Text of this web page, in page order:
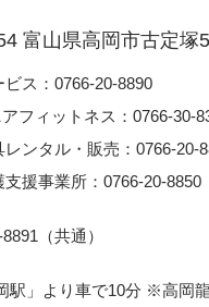
富⼭県⾼岡市古定塚
ビス：0766-20-8890
フィットネス：0766-30-
レンタル・販売：0766-20-
支援事業所：0766-20-8850
（共通）
駅」より⾞で10分 ※⾼岡